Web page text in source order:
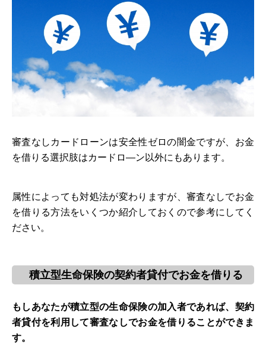
審査なしカードローンは安全性ゼロの闇金ですが、お金
を借りる選択肢はカードロ―ン以外にもあります。
属性によっても対処法が変わりますが、審査なしでお金
を借りる方法をいくつか紹介しておくので参考にしてく
ださい。
積立型生命保険の契約者貸付でお金を借りる
もしあなたが積立型の生命保険の加入者であれば、契約
者貸付を利用して審査なしでお金を借りることができま
す。